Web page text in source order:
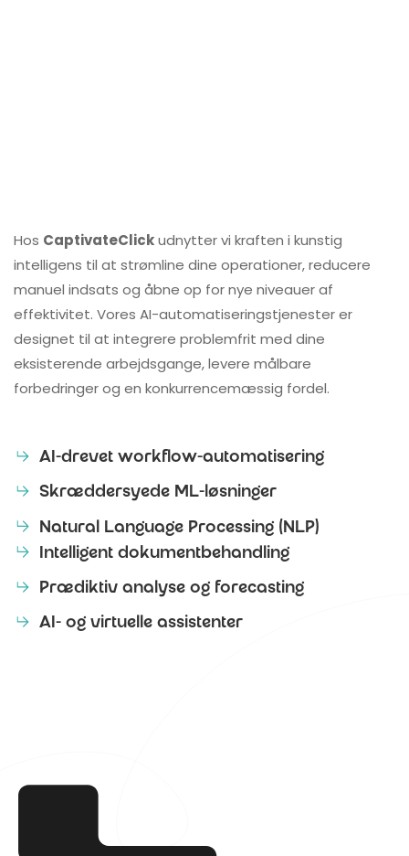
Hos CaptivateClickudnytter vi kraften i kunstig
intelligens til at strømline dine operationer, reducere
manuel indsats og åbne op for nye niveauer af
effektivitet. Vores AI-automatiseringstjenester er
designet til at integrere problemfrit med dine
eksisterende arbejdsgange, levere målbare
forbedringer og en konkurrencemæssig fordel.
AI-drevet workflow-automatisering
Skræddersyede ML-løsninger
Natural Language Processing (NLP)
Intelligent dokumentbehandling
Prædiktiv analyse og forecasting
AI- og virtuelle assistenter